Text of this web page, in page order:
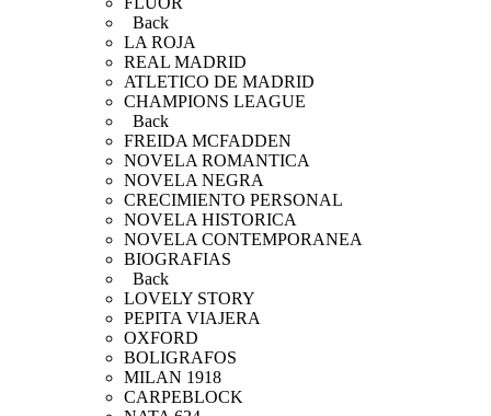
Back
LA ROJA
REAL MADRID
ATLETICO DE MADRID
CHAMPIONS LEAGUE
Back
FREIDA MCFADDEN
NOVELA ROMANTICA
NOVELA NEGRA
CRECIMIENTO PERSONAL
NOVELA HISTORICA
NOVELA CONTEMPORANEA
BIOGRAFIAS
Back
LOVELY STORY
PEPITA VIAJERA
OXFORD
BOLIGRAFOS
MILAN 1918
CARPEBLOCK